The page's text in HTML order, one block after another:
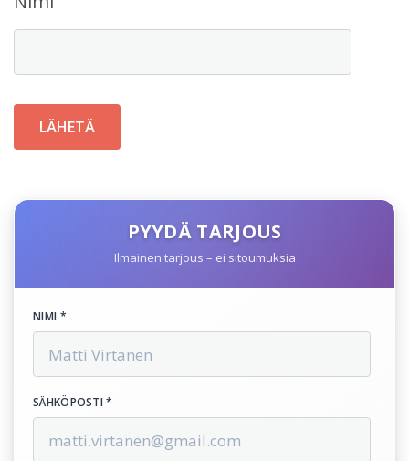
PYYDÄ TARJOUS
Ilmainen tarjous – ei sitoumuksia
NIMI *
SÄHKÖPOSTI *